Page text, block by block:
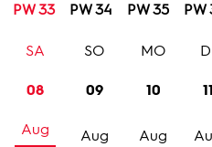
PW 33 PW 34 PW 35 PW
08
Aug
SA
09
Aug
SO
10
Aug
MO
11